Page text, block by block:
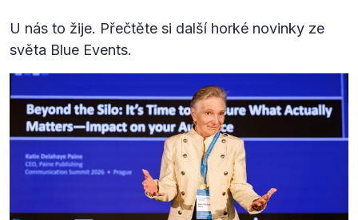
U nás to žije. Přečtěte si další horké novinky ze
světa Blue Events.